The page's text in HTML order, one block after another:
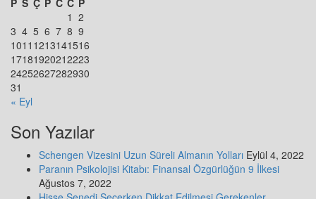
P S Ç P C C P
1 2
3 4 5 6 7 8 9
1011 1213141516
17181920212223
24252627282930
31
« Eyl
Son Yazılar
Schengen Vizesini Uzun Süreli Almanın Yolları Eylül 4, 2022
Paranın Psikolojisi Kitabı: Finansal Özgürlüğün 9 İlkesi
Ağustos 7, 2022